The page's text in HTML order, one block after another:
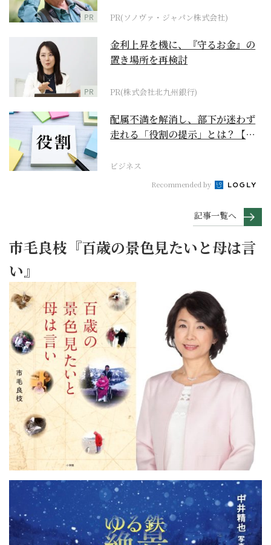
PR PR(ソノヴァ・ジャパン株式会社)
PR
金利上昇を機に、『守るお金』の
置き場所を再検討
PR(株式会社北九州銀行)
配属不満を解消し、部下が迷わず
走れる「役割の提示」とは？【ビ
ビジネス
Recommended by
記事一覧へ
市毛良枝『百歳の景色見たいと母は言
い』